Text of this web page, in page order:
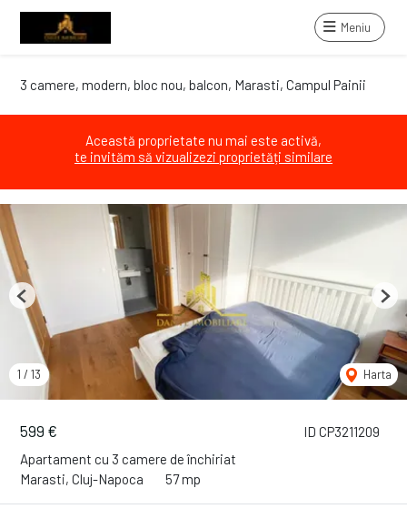
Meniu
3 camere, modern, bloc nou, balcon, Marasti, Campul Painii
Această proprietate nu mai este activă,
te invităm să vizualizezi proprietăți similare
ID CP3211209
599 €
Apartament cu 3 camere de închiriat
Marasti, Cluj-Napoca
57 mp
1 / 13 Harta
Previous Next